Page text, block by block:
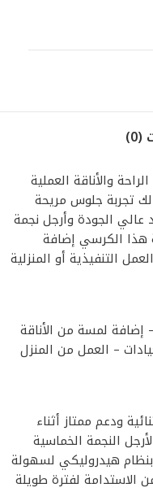
والأناقة العملية
تجربة جلوس مريحة
عالي الجودة وأرجل نجمة
هذا الكرسي إضافة
التنفيذية أو المنزلية
لمسة من الأناقة
– العمل من المنزل
ودعم ممتاز أثناء
النجمة الخماسية
هيدروليكي لسهولة
الاستدامة لفترة طويلة